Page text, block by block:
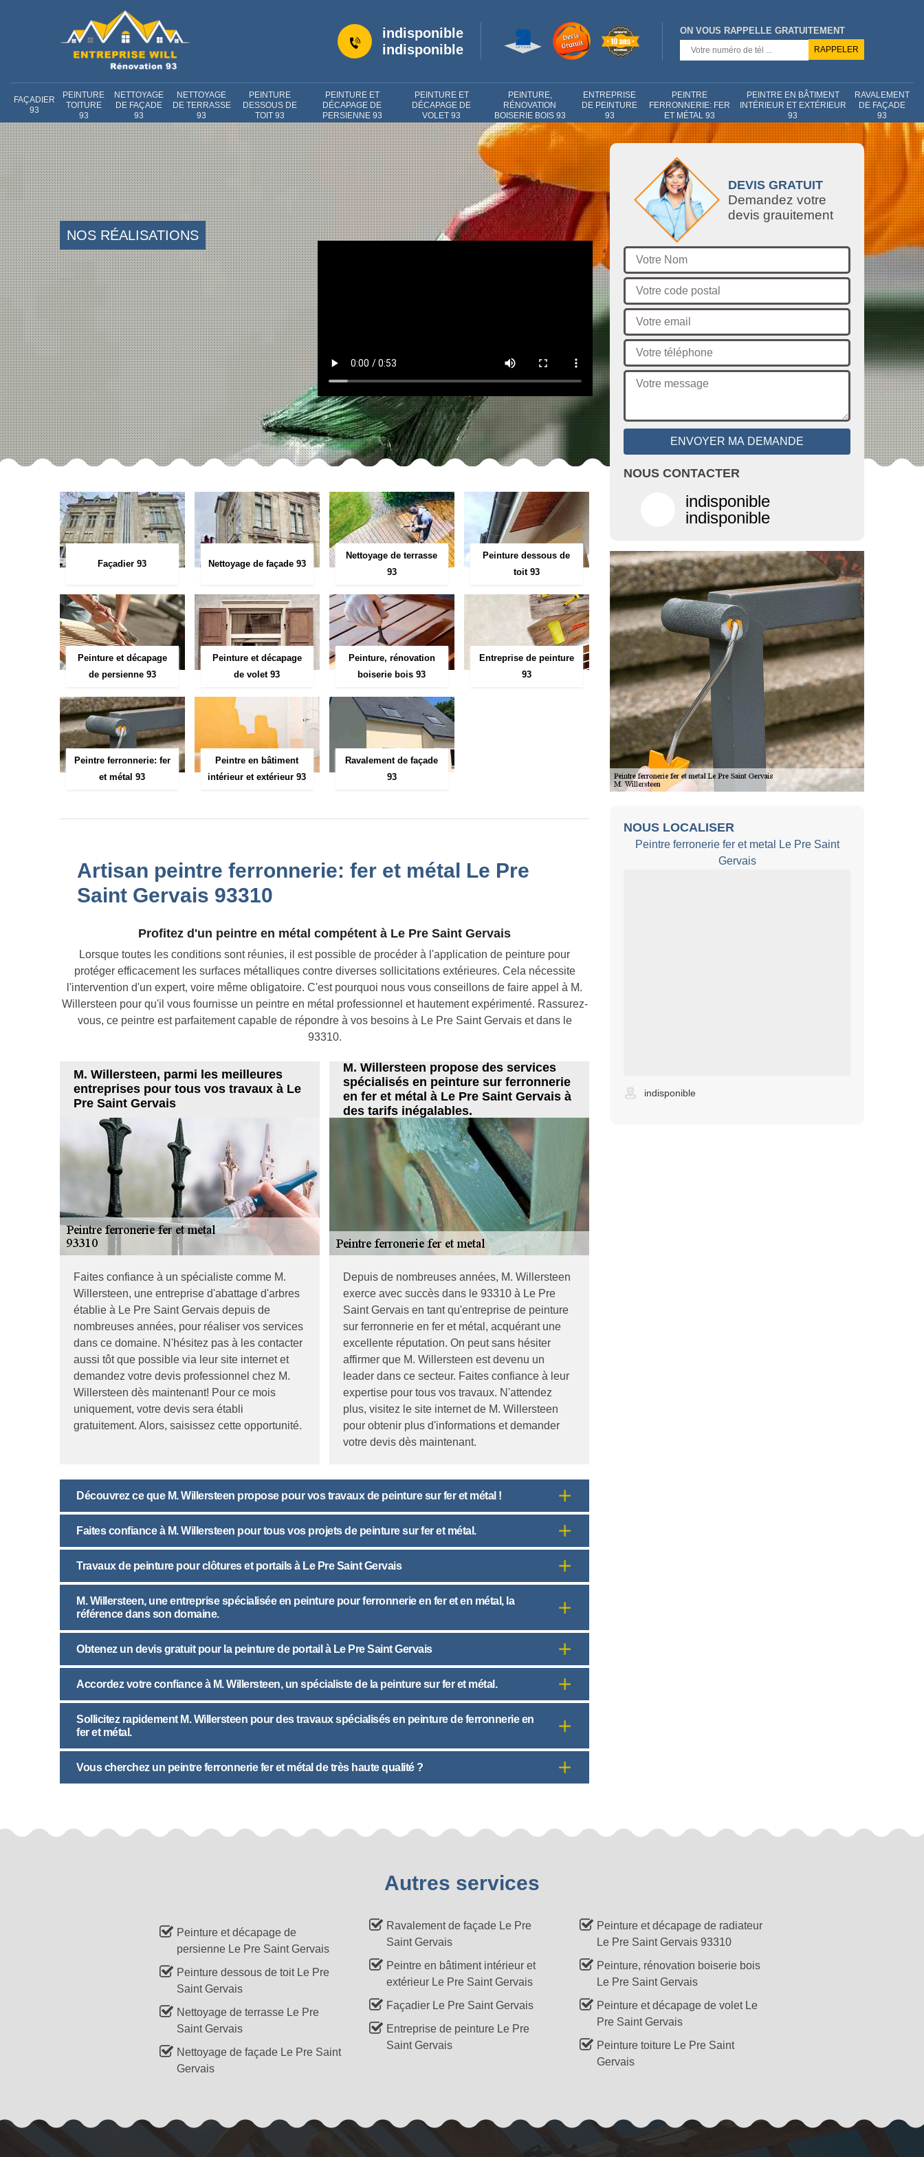
indisponible
indisponible
ON VOUS RAPPELLE GRATUITEMENT
FAÇADIER
93
PEINTURE
TOITURE
93
NETTOYAGE
DE FAÇADE
93
NETTOYAGE
DE TERRASSE
93
PEINTURE
DESSOUS DE
TOIT 93
PEINTURE ET
DÉCAPAGE DE
PERSIENNE 93
PEINTURE ET
DÉCAPAGE DE
VOLET 93
PEINTURE,
RÉNOVATION
BOISERIE BOIS 93
ENTREPRISE
DE PEINTURE
93
PEINTRE
FERRONNERIE: FER
ET MÉTAL 93
PEINTRE EN BÂTIMENT
INTÉRIEUR ET EXTÉRIEUR
93
RAVALEMENT
DE FAÇADE
93
NOS RÉALISATIONS
Façadier 93 Nettoyage de façade 93
Nettoyage de terrasse
93
Peinture dessous de
toit 93
Peinture et décapage
de persienne 93
Peinture et décapage
de volet 93
Peinture, rénovation
boiserie bois 93
Entreprise de peinture
93
Peintre ferronnerie: fer
et métal 93
Peintre en bâtiment
intérieur et extérieur 93
Ravalement de façade
93
Artisan peintre ferronnerie: fer et métal Le Pre
Saint Gervais 93310
Profitez d'un peintre en métal compétent à Le Pre Saint Gervais
Lorsque toutes les conditions sont réunies, il est possible de procéder à l'application de peinture pour
protéger efficacement les surfaces métalliques contre diverses sollicitations extérieures. Cela nécessite
l'intervention d'un expert, voire même obligatoire. C'est pourquoi nous vous conseillons de faire appel à M.
Willersteen pour qu'il vous fournisse un peintre en métal professionnel et hautement expérimenté. Rassurez-
vous, ce peintre est parfaitement capable de répondre à vos besoins à Le Pre Saint Gervais et dans le
93310.
M. Willersteen, parmi les meilleures
entreprises pour tous vos travaux à Le
Pre Saint Gervais
Faites confiance à un spécialiste comme M.
Willersteen, une entreprise d'abattage d'arbres
établie à Le Pre Saint Gervais depuis de
nombreuses années, pour réaliser vos services
dans ce domaine. N'hésitez pas à les contacter
aussi tôt que possible via leur site internet et
demandez votre devis professionnel chez M.
Willersteen dès maintenant! Pour ce mois
uniquement, votre devis sera établi
gratuitement. Alors, saisissez cette opportunité.
M. Willersteen propose des services
spécialisés en peinture sur ferronnerie
en fer et métal à Le Pre Saint Gervais à
des tarifs inégalables.
Depuis de nombreuses années, M. Willersteen
exerce avec succès dans le 93310 à Le Pre
Saint Gervais en tant qu'entreprise de peinture
sur ferronnerie en fer et métal, acquérant une
excellente réputation. On peut sans hésiter
affirmer que M. Willersteen est devenu un
leader dans ce secteur. Faites confiance à leur
expertise pour tous vos travaux. N'attendez
plus, visitez le site internet de M. Willersteen
pour obtenir plus d'informations et demander
votre devis dès maintenant.
Découvrez ce que M. Willersteen propose pour vos travaux de peinture sur fer et métal !
Faites confiance à M. Willersteen pour tous vos projets de peinture sur fer et métal.
Travaux de peinture pour clôtures et portails à Le Pre Saint Gervais
M. Willersteen, une entreprise spécialisée en peinture pour ferronnerie en fer et en métal, la
référence dans son domaine.
Obtenez un devis gratuit pour la peinture de portail à Le Pre Saint Gervais
Accordez votre confiance à M. Willersteen, un spécialiste de la peinture sur fer et métal.
Sollicitez rapidement M. Willersteen pour des travaux spécialisés en peinture de ferronnerie en
fer et métal.
Vous cherchez un peintre ferronnerie fer et métal de très haute qualité ?
DEVIS GRATUIT
Demandez votre
devis grauitement
NOUS CONTACTER
indisponible
indisponible
NOUS LOCALISER
Peintre ferronerie fer et metal Le Pre Saint
Gervais
indisponible
Autres services
Peinture et décapage de
persienne Le Pre Saint Gervais
Peinture dessous de toit Le Pre
Saint Gervais
Nettoyage de terrasse Le Pre
Saint Gervais
Nettoyage de façade Le Pre Saint
Gervais
Ravalement de façade Le Pre
Saint Gervais
Peintre en bâtiment intérieur et
extérieur Le Pre Saint Gervais
Façadier Le Pre Saint Gervais
Entreprise de peinture Le Pre
Saint Gervais
Peinture et décapage de radiateur
Le Pre Saint Gervais 93310
Peinture, rénovation boiserie bois
Le Pre Saint Gervais
Peinture et décapage de volet Le
Pre Saint Gervais
Peinture toiture Le Pre Saint
Gervais